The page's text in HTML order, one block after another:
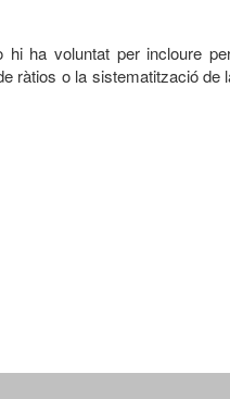
ha voluntat per incloure
ràtios o la sistematització de